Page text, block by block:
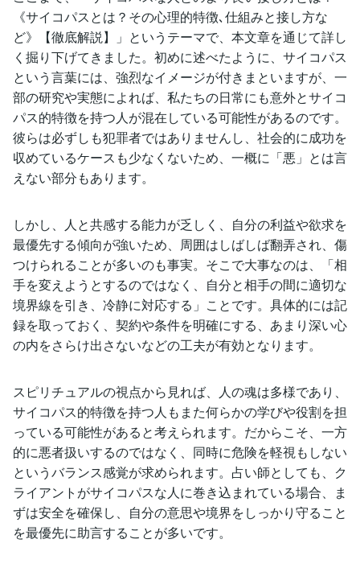
《サイコパスとは？その心理的特徴､仕組みと接し方な
ど》【徹底解説】」というテーマで、本文章を通じて詳し
く掘り下げてきました。初めに述べたように、サイコパス
という言葉には、強烈なイメージが付きまといますが、一
部の研究や実態によれば、私たちの日常にも意外とサイコ
パス的特徴を持つ人が混在している可能性があるのです。
彼らは必ずしも犯罪者ではありませんし、社会的に成功を
収めているケースも少なくないため、一概に「悪」とは言
えない部分もあります。
しかし、人と共感する能力が乏しく、自分の利益や欲求を
最優先する傾向が強いため、周囲はしばしば翻弄され、傷
つけられることが多いのも事実。そこで大事なのは、「相
手を変えようとするのではなく、自分と相手の間に適切な
境界線を引き、冷静に対応する」ことです。具体的には記
録を取っておく、契約や条件を明確にする、あまり深い心
の内をさらけ出さないなどの工夫が有効となります。
スピリチュアルの視点から見れば、人の魂は多様であり、
サイコパス的特徴を持つ人もまた何らかの学びや役割を担
っている可能性があると考えられます。だからこそ、一方
的に悪者扱いするのではなく、同時に危険を軽視もしない
というバランス感覚が求められます。占い師としても、ク
ライアントがサイコパスな人に巻き込まれている場合、ま
ずは安全を確保し、自分の意思や境界をしっかり守ること
を最優先に助言することが多いです。